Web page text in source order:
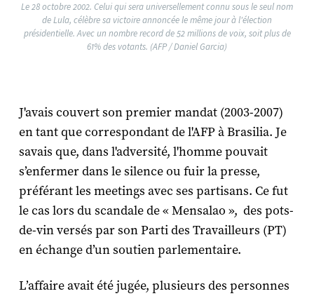
Le 28 octobre 2002. Celui qui sera universellement connu sous le seul nom
de Lula, célèbre sa victoire annoncée le même jour à l'élection
présidentielle. Avec un nombre record de 52 millions de voix, soit plus de
61% des votants. (AFP / Daniel Garcia)
J'avais couvert son premier mandat (2003-2007)
en tant que correspondant de l'AFP à Brasilia. Je
savais que, dans l'adversité, l'homme pouvait
s’enfermer dans le silence ou fuir la presse,
préférant les meetings avec ses partisans. Ce fut
le cas lors du scandale de « Mensalao », des pots-
de-vin versés par son Parti des Travailleurs (PT)
en échange d’un soutien parlementaire.
L’affaire avait été jugée, plusieurs des personnes